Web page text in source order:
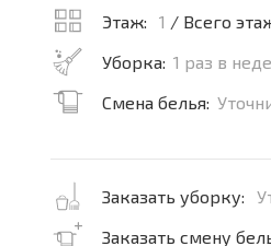
Этаж:
1 / Всего
Уборка: 1 раз в
Смена белья:
Заказать уборку:
Заказать смену